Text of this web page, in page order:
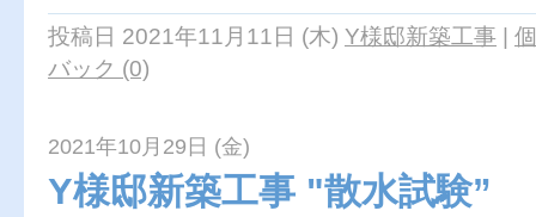
投稿日 2021年11月11日 (木) Y様邸新築工事 |
バック (0)
2021年10月29日 (金)
Y様邸新築工事 "散水試験”